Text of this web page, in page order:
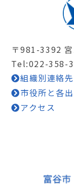
〒981-3392
Tel:022-358-
組織別連絡
市役所と各
アクセス